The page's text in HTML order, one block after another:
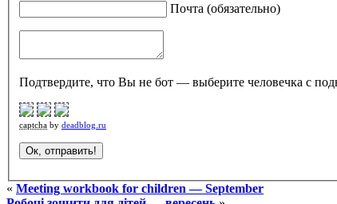
Почта (обязательно)
Подтвердите, что Вы не бот — выберите человечка с
captcha by deadblog.ru
« Meeting workbook for children — September